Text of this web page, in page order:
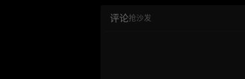
评论抢沙发